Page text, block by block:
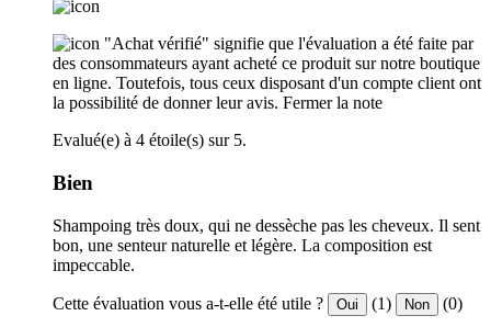
"Achat vérifié" signifie que l'évaluation a été faite par
des consommateurs ayant acheté ce produit sur notre boutique
en ligne. Toutefois, tous ceux disposant d'un compte client ont
la possibilité de donner leur avis. Fermer la note
Evalué(e) à 4 étoile(s) sur 5.
Bien
Shampoing très doux, qui ne dessèche pas les cheveux. Il sent
bon, une senteur naturelle et légère. La composition est
impeccable.
Cette évaluation vous a-t-elle été utile ? Oui (1) Non (0)